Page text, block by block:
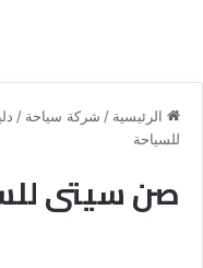
الرئيسية / شركة سياحة /
للسياحة
صن سيتى